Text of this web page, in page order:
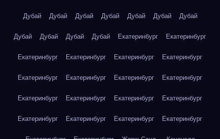
Дубай Дубай Дубай Дубай Дубай Дубай Дубай
Дубай Дубай Дубай Дубай Екатеринбург Екатеринбург
Екатеринбург Екатеринбург Екатеринбург Екатеринбург
Екатеринбург Екатеринбург Екатеринбург Екатеринбург
Екатеринбург Екатеринбург Екатеринбург Екатеринбург
Екатеринбург Екатеринбург Екатеринбург Екатеринбург